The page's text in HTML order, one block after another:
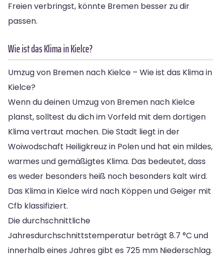
Freien verbringst, könnte Bremen besser zu dir
passen.
Wie ist das Klima in Kielce?
Umzug von Bremen nach Kielce – Wie ist das Klima in
Kielce?
Wenn du deinen Umzug von Bremen nach Kielce
planst, solltest du dich im Vorfeld mit dem dortigen
Klima vertraut machen. Die Stadt liegt in der
Woiwodschaft Heiligkreuz in Polen und hat ein mildes,
warmes und gemäßigtes Klima. Das bedeutet, dass
es weder besonders heiß noch besonders kalt wird.
Das Klima in Kielce wird nach Köppen und Geiger mit
Cfb klassifiziert.
Die durchschnittliche
Jahresdurchschnittstemperatur beträgt 8.7 °C und
innerhalb eines Jahres gibt es 725 mm Niederschlag.